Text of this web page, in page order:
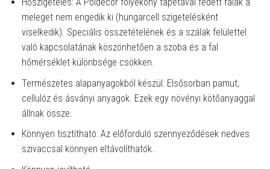
meleget nem engedik ki (hungarcell szigetelésként
viselkedik). Speciális összetételének és a szálak felülettel
való kapcsolatának köszönhetően a szoba és a fal
hőmérséklet különbsége csökken.
Természetes alapanyagokból készül: Elsősorban pamut,
cellulóz és ásványi anyagok. Ezek egy növényi kötőanyaggal
állnak össze.
Könnyen tisztítható: Az előforduló szennyeződések nedves
szivaccsal könnyen eltávolíthatók.